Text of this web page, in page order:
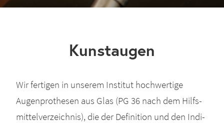
Kunstaugen
Wir fer­ti­gen in unse­rem Insti­tut hoch­wer­ti­ge
Augen­pro­the­sen aus Glas (PG 36 nach dem Hilfs­
mit­tel­ver­zeich­nis), die der Defi­ni­ti­on und den Indi­